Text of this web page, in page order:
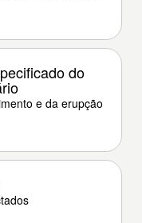
do
e da erupção